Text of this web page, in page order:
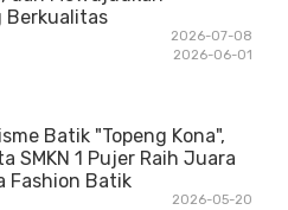
Berkualitas
2026-07-08
2026-06-01
Batik "Topeng Kona",
SMKN 1 Pujer Raih Juara
Fashion Batik
2026-05-20